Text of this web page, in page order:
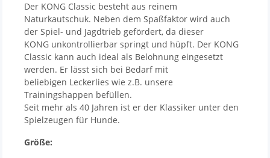
Der KONG Classic besteht aus reinem
Naturkautschuk. Neben dem Spaßfaktor wird auch
der Spiel- und Jagdtrieb gefördert, da dieser
KONG unkontrollierbar springt und hüpft. Der KONG
Classic kann auch ideal als Belohnung eingesetzt
werden. Er lässt sich bei Bedarf mit
beliebigen Leckerlies wie z.B. unsere
Trainingshappen befüllen.
Seit mehr als 40 Jahren ist er der Klassiker unter den
Spielzeugen für Hunde.
Größe: